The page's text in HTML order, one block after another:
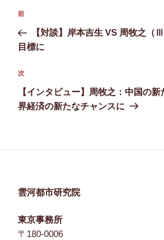
投
ナ
ゲ
ー
シ
前
の
投
前
【対談】岸本吉生 VS 周牧之（
目標に
次
の
投
次
【インタビュー】周牧之：中国の
界経済の新たなチャンスに
雲河都市研究院
東京事務所
〒180-0006